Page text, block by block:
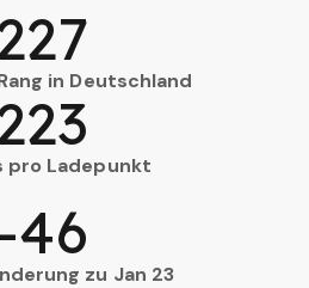
in Deutschland
pro Ladepunkt
zu Jan 23
-46